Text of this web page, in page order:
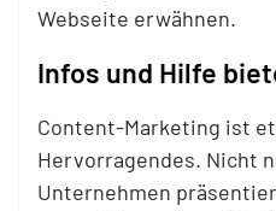
Webseite erwähnen.
Infos und Hilfe
Content-Marketing ist
Hervorragendes. Nicht
Unternehmen